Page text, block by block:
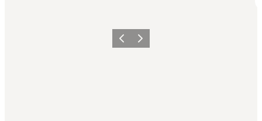
ForrigeNæste